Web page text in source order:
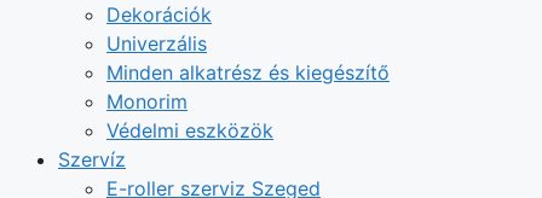
Dekorációk
Univerzális
Minden alkatrész és kiegészítő
Monorim
Védelmi eszközök
Szervíz
E-roller szerviz Szeged